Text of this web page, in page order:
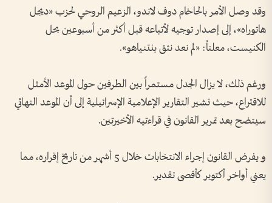
وقد وصل الأمر بالحاخام دوف لاندو، الزعيم الروحي لحزب «ديجل
هاتوراه»، إلى إصدار توجيه لأتباعه قبل أكثر من أسبوعين بحل
الكنيست، معلناً: «لم نعد نثق بنتنياهو».
ورغم ذلك، لا يزال الجدل مستمراً بين الطرفين حول الموعد الأمثل
للاقتراع، حيث تشير التقارير الإعلامية الإسرائيلية إلى أن الموعد النهائي
سيتضح بعد تمرير القانون في قراءتيه الأخيرتين.
و يفرض القانون إجراء الانتخابات خلال 5 أشهر من تاريخ إقراره، مما
يعني أواخر أكتوبر كأقصى تقدير.